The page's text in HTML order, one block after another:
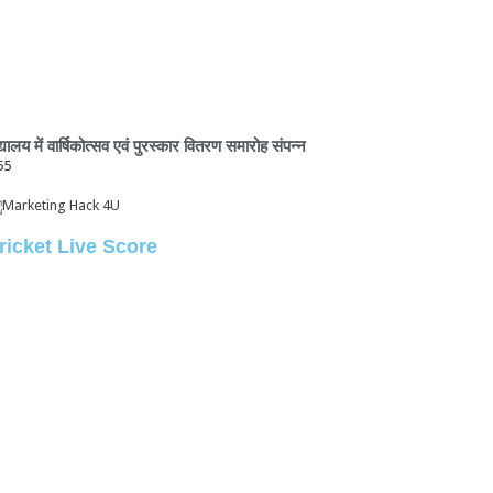
में वार्षिकोत्सव एवं पुरस्कार वितरण समारोह संपन्न
Live Score